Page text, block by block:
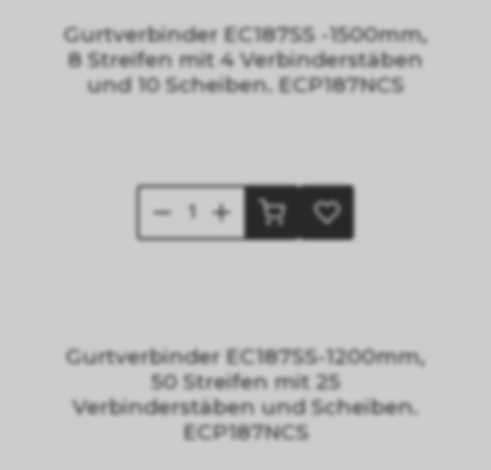
Gurtverbinder EC187SS -1500mm,
8 Streifen mit 4 Verbinderstäben
und 10 Scheiben. ECP187NCS
Gurtverbinder EC187SS-1200mm,
50 Streifen mit 25
Verbinderstäben und Scheiben.
ECP187NCS